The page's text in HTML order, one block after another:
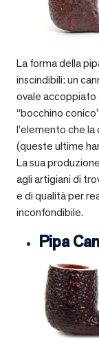
La forma della
inscindibili: un
ovale
“bocchino
l’elemento che
(queste ultime
La sua
agli artigiani di
e di qualità per
inconfondibile.
Pipa